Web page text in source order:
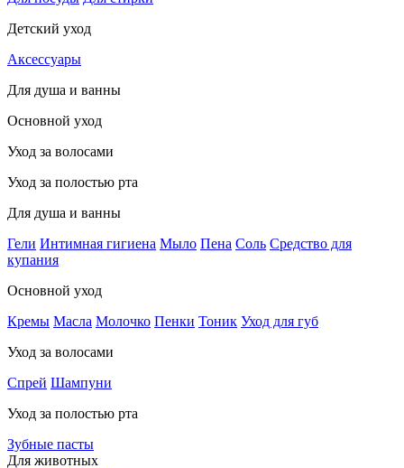
Детский уход
Аксессуары
Для душа и ванны
Основной уход
Уход за волосами
Уход за полостью рта
Для душа и ванны
Гели Интимная гигиена Мыло Пена Соль Средство для
купания
Основной уход
Кремы Масла Молочко Пенки Тоник Уход для губ
Уход за волосами
Спрей Шампуни
Уход за полостью рта
Зубные пасты
Для животных